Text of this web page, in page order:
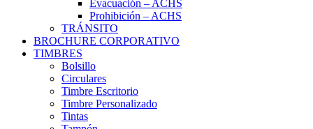
Evacuación – ACHS
Prohibición – ACHS
TRÁNSITO
BROCHURE CORPORATIVO
TIMBRES
Bolsillo
Circulares
Timbre Escritorio
Timbre Personalizado
Tintas